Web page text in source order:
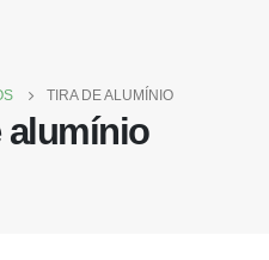
TIRA DE ALUMÍNIO
alumínio